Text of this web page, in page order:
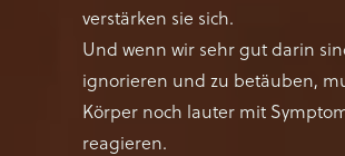
verstärken sie sich.
Und wenn wir sehr gut darin
ignorieren und zu betäuben,
Körper noch lauter mit
reagieren.